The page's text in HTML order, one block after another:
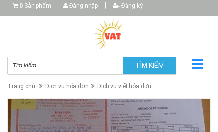
0 Sản phẩm Đăng nhập Đăng ký
TÌM KIẾM
▼
Trang chủ Dịch vụ hóa đơn Dịch vụ viết hóa đơn